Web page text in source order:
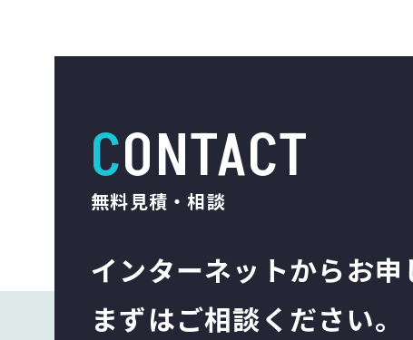
CONTACT
無料見積・相談
インターネットからお
まずはご相談ください。